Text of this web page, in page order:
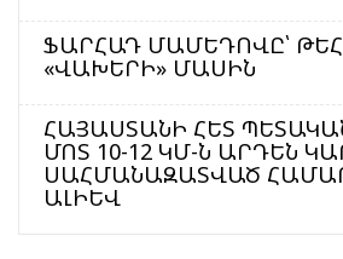
ՖԱՐՀԱԴ ՄԱՄԵԴՈՎԸ՝
«ՎԱԽԵՐԻ» ՄԱՍԻՆ
ՀԱՅԱՍՏԱՆԻ ՀԵՏ
ՄՈՏ 10-12 ԿՄ-Ն ԱՐԴԵՆ
ՍԱՀՄԱՆԱԶԱՏՎԱԾ
ԱԼԻԵՎ